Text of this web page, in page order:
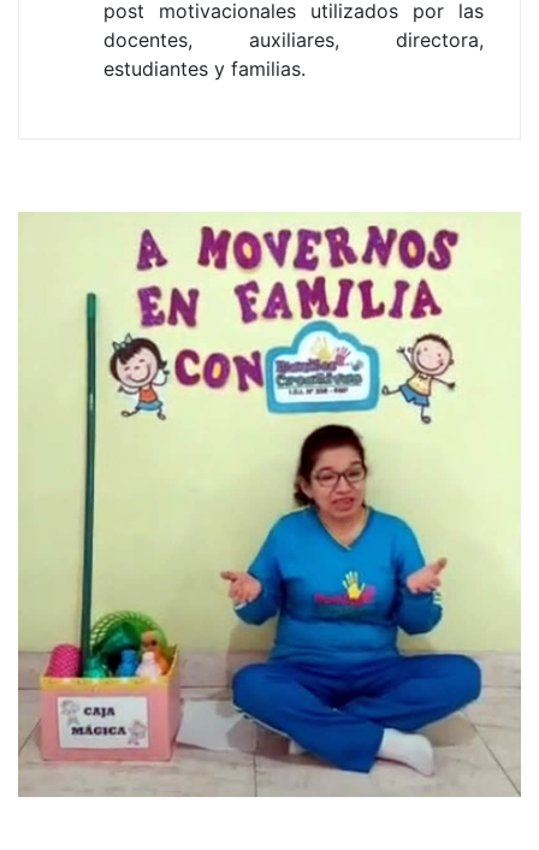
post motivacionales utilizados por las
docentes, auxiliares, directora,
estudiantes y familias.